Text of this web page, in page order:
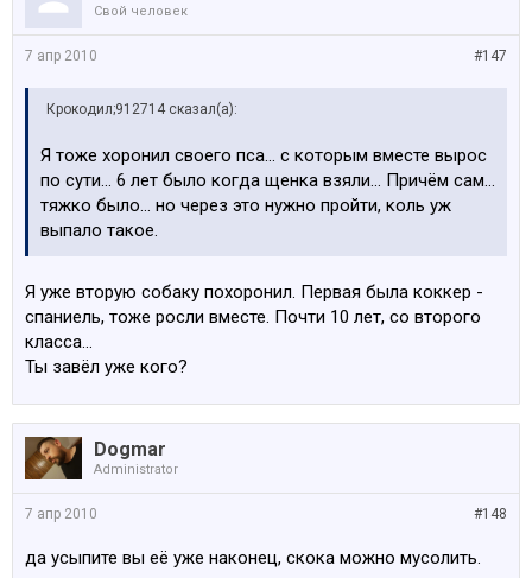
Свой человек
#147
7 апр 2010
Крокодил;912714 сказал(а):
Я тоже хоронил своего пса... с которым вместе вырос
по сути... 6 лет было когда щенка взяли... Причём сам...
тяжко было... но через это нужно пройти, коль уж
выпало такое.
Я уже вторую собаку похоронил. Первая была коккер -
спаниель, тоже росли вместе. Почти 10 лет, со второго
класса...
Ты завёл уже кого?
Dogmar
Administrator
#148
7 апр 2010
да усыпите вы её уже наконец, скока можно мусолить.